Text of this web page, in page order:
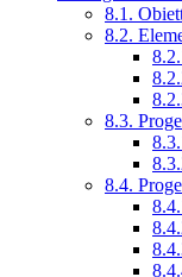
8.1.
8.2.
8.3.
8.4.